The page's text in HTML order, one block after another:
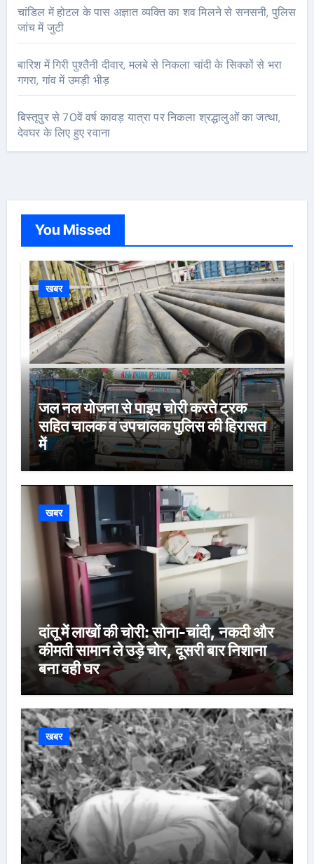
चांडिल में होटल के पास अज्ञात व्यक्ति का शव मिलने से सनसनी, पुलिस
जांच में जुटी
बारिश में गिरी पुश्तैनी दीवार, मलबे से निकला चांदी के सिक्कों से भरा
गगरा, गांव में उमड़ी भीड़
बिस्तूपुर से 70वें वर्ष कावड़ यात्रा पर निकला श्रद्धालुओं का जत्था,
देवघर के लिए हुए रवाना
You Missed
खबर
जल नल योजना से पाइप चोरी करते ट्रक
सहित चालक व उपचालक पुलिस की हिरासत
में
खबर
दांतू में लाखों की चोरी: सोना-चांदी, नकदी और
कीमती सामान ले उड़े चोर, दूसरी बार निशाना
बना वही घर
खबर